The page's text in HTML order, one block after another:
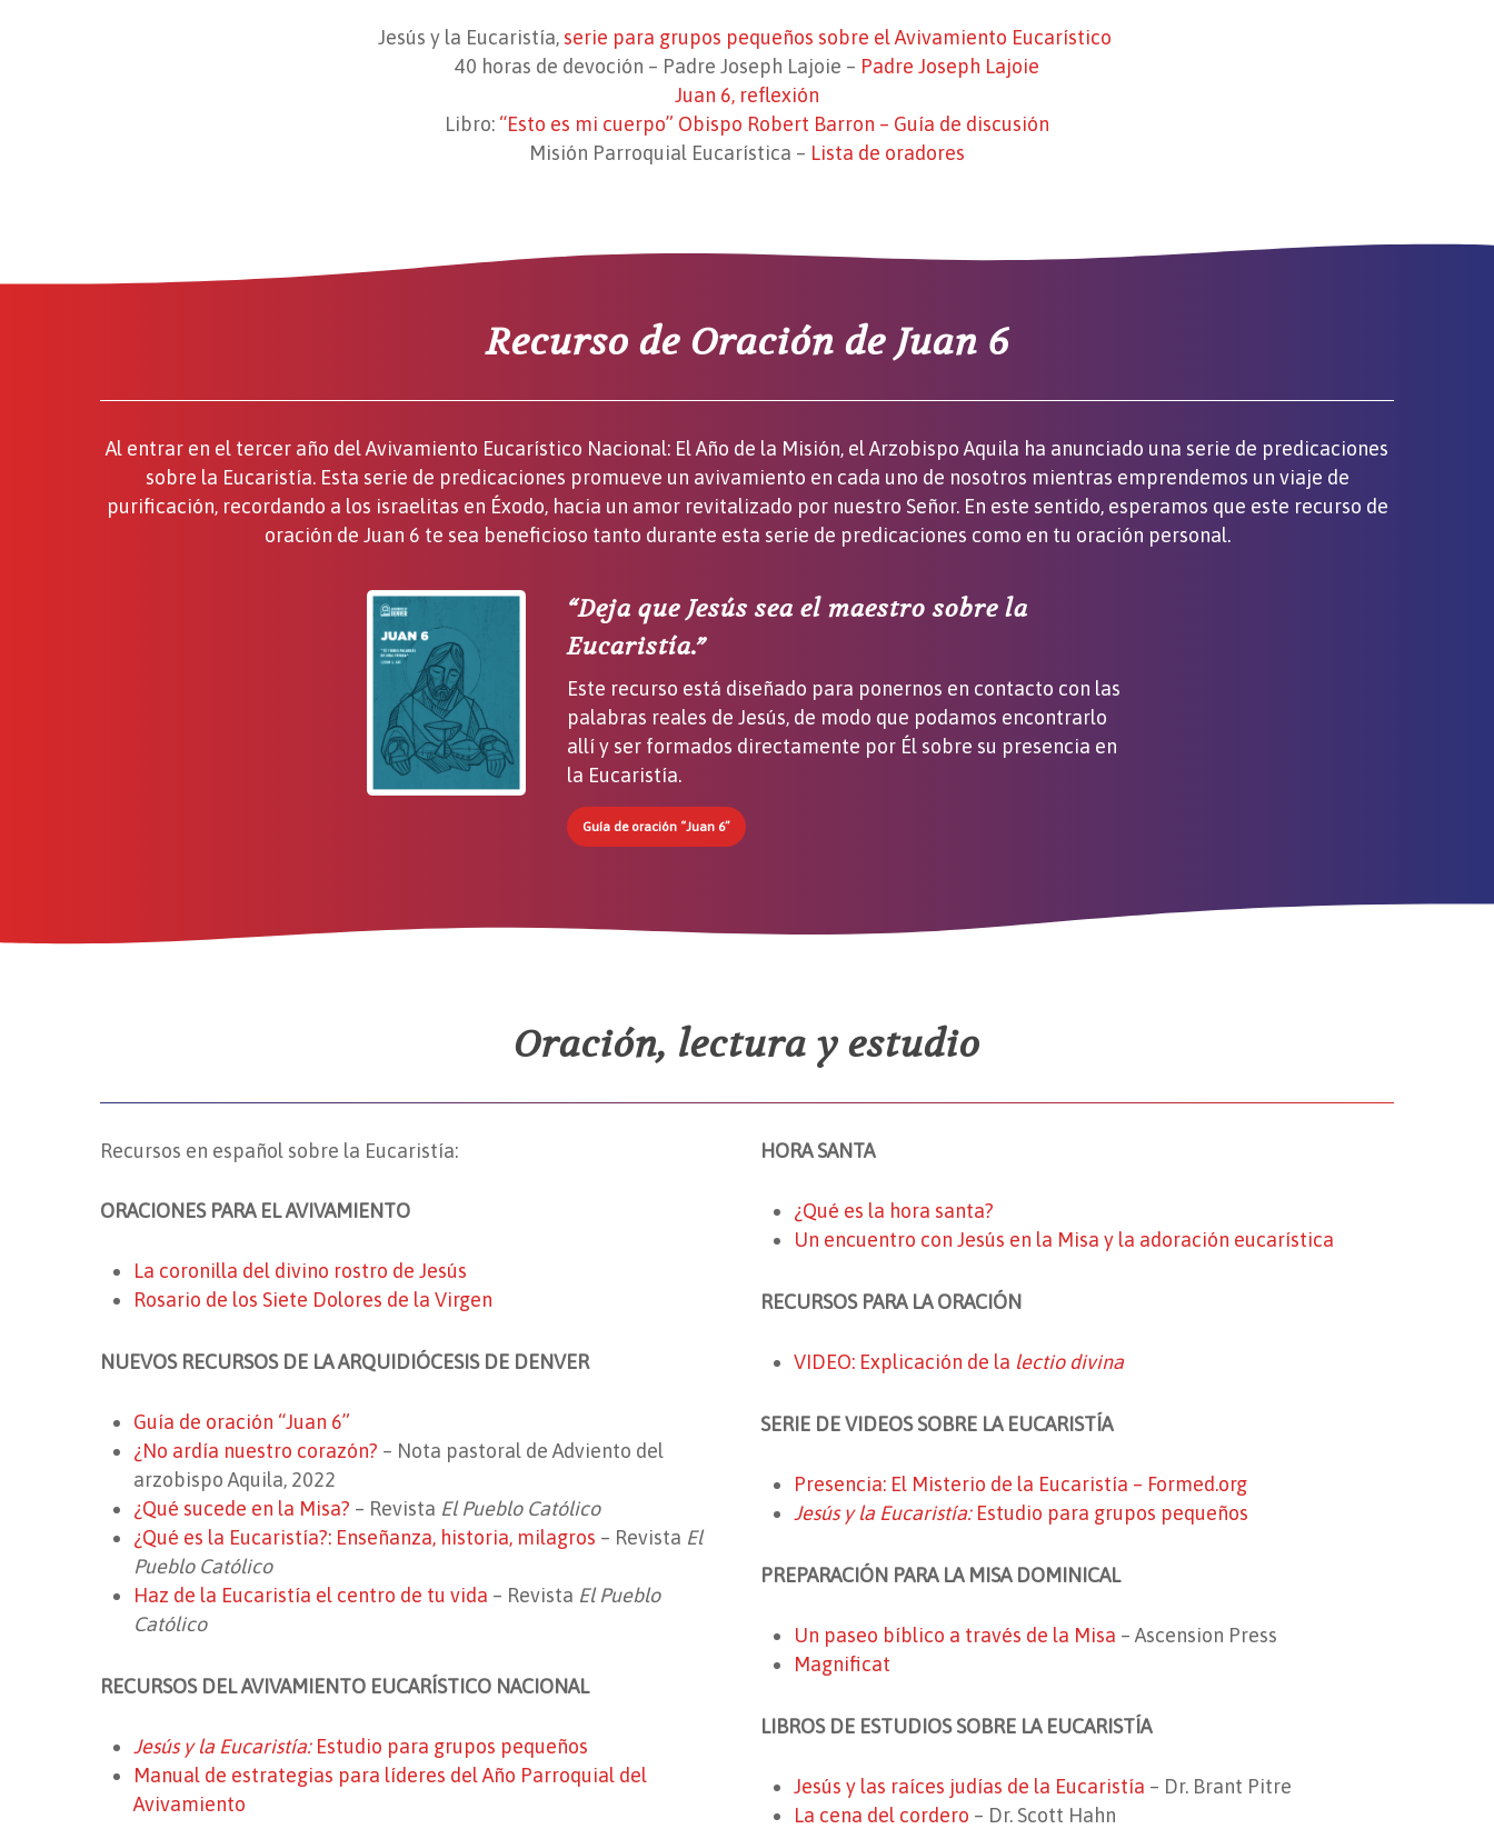
Jesús y la Eucaristía, serie para grupos pequeños sobre el Avivamiento Eucarístico
40 horas de devoción – Padre Joseph Lajoie – Padre Joseph Lajoie
Juan 6, reflexión
Libro: “Esto es mi cuerpo” Obispo Robert Barron – Guía de discusión
Misión Parroquial Eucarística – Lista de oradores
Recurso de Oración de Juan 6
Al entrar en el tercer año del Avivamiento Eucarístico Nacional: El Año de la Misión, el Arzobispo Aquila ha anunciado una serie de predicaciones
sobre la Eucaristía. Esta serie de predicaciones promueve un avivamiento en cada uno de nosotros mientras emprendemos un viaje de
purificación, recordando a los israelitas en Éxodo, hacia un amor revitalizado por nuestro Señor. En este sentido, esperamos que este recurso de
oración de Juan 6 te sea beneficioso tanto durante esta serie de predicaciones como en tu oración personal.
“Deja que Jesús sea el maestro sobre la
Eucaristía.”
Este recurso está diseñado para ponernos en contacto con las
palabras reales de Jesús, de modo que podamos encontrarlo
allí y ser formados directamente por Él sobre su presencia en
la Eucaristía.
Guía de oración “Juan 6”
Oración, lectura y estudio
Recursos en español sobre la Eucaristía:
ORACIONES PARA EL AVIVAMIENTO
La coronilla del divino rostro de Jesús
Rosario de los Siete Dolores de la Virgen
NUEVOS RECURSOS DE LA ARQUIDIÓCESIS DE DENVER
Guía de oración “Juan 6”
¿No ardía nuestro corazón? – Nota pastoral de Adviento del
arzobispo Aquila, 2022
¿Qué sucede en la Misa? – Revista El Pueblo Católico
¿Qué es la Eucaristía?: Enseñanza, historia, milagros – Revista El
Pueblo Católico
Haz de la Eucaristía el centro de tu vida – Revista El Pueblo
Católico
RECURSOS DEL AVIVAMIENTO EUCARÍSTICO NACIONAL
Jesús y la Eucaristía:Estudio para grupos pequeños
Manual de estrategias para líderes del Año Parroquial del
Avivamiento
HORA SANTA
¿Qué es la hora santa?
Un encuentro con Jesús en la Misa y la adoración eucarística
RECURSOS PARA LA ORACIÓN
VIDEO: Explicación de la lectio divina
SERIE DE VIDEOS SOBRE LA EUCARISTÍA
Presencia: El Misterio de la Eucaristía – Formed.org
Jesús y la Eucaristía:Estudio para grupos pequeños
PREPARACIÓN PARA LA MISA DOMINICAL
Un paseo bíblico a través de la Misa – Ascension Press
Magnificat
LIBROS DE ESTUDIOS SOBRE LA EUCARISTÍA
Jesús y las raíces judías de la Eucaristía – Dr. Brant Pitre
La cena del cordero – Dr. Scott Hahn